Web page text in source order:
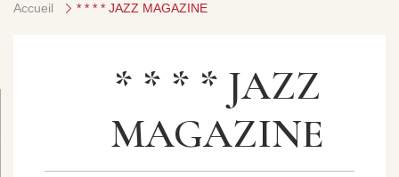
Accueil * * * * JAZZ MAGAZINE
* * * * JAZZ
MAGAZINE